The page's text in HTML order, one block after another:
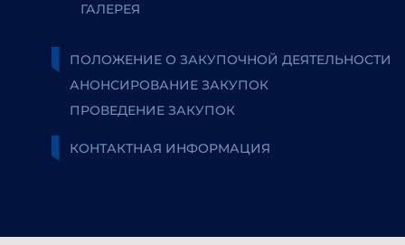
ГАЛЕРЕЯ
ПОЛОЖЕНИЕ О ЗАКУПОЧНОЙ ДЕЯТЕЛЬНОСТИ
АНОНСИРОВАНИЕ ЗАКУПОК
ПРОВЕДЕНИЕ ЗАКУПОК
КОНТАКТНАЯ ИНФОРМАЦИЯ